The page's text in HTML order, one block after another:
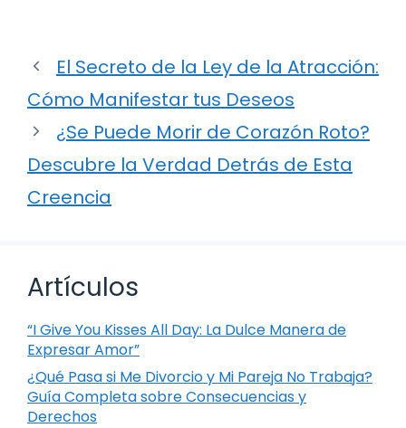
El Secreto de la Ley de la Atracción:
Cómo Manifestar tus Deseos
¿Se Puede Morir de Corazón Roto?
Descubre la Verdad Detrás de Esta
Creencia
Artículos
“I Give You Kisses All Day: La Dulce Manera de
Expresar Amor”
¿Qué Pasa si Me Divorcio y Mi Pareja No Trabaja?
Guía Completa sobre Consecuencias y
Derechos